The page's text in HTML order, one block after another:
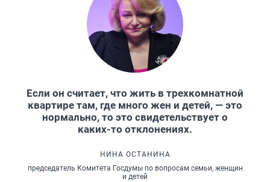
Если он считает, что жить в трехкомнатной
квартире там, где много жен и детей, — это
нормально, то это свидетельствует о
каких-то отклонениях.
НИНА ОСТАНИНА
председатель Комитета Госдумы по вопросам семьи, женщин
и детей